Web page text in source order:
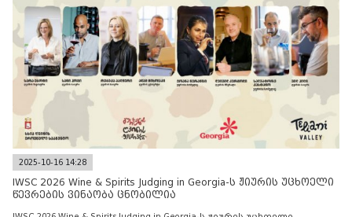
2025-10-16 14:28
IWSC 2026 Wine & Spirits Judging in Georgia-ს ჟიურის უცხოელი
წევრების ვინაობა ცნობილია